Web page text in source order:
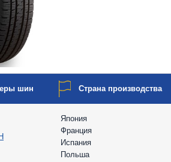
шин Страна производства
Япония
Франция
Испания
Польша